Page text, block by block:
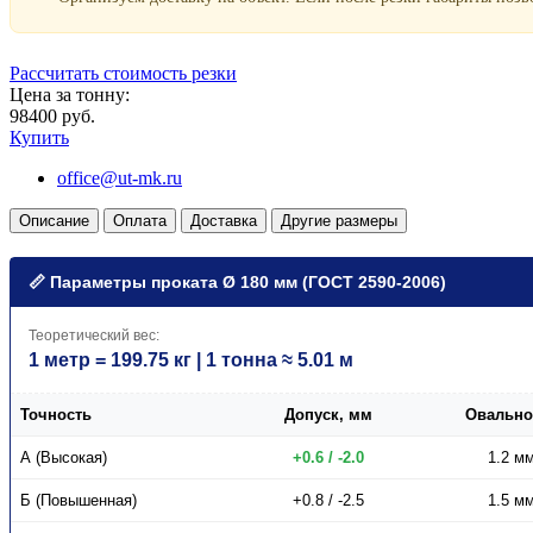
Рассчитать стоимость резки
Цена за тонну:
98400 руб.
Купить
office@ut-mk.ru
Описание Оплата Доставка Другие размеры
📏 Параметры проката Ø 180 мм (ГОСТ 2590-2006)
Теоретический вес:
1 метр = 199.75 кг | 1 тонна ≈ 5.01 м
Точность Допуск, мм
А (Высокая) +0.6 / -2.0 1.2 мм
Б (Повышенная) +0.8 / -2.5 1.5 мм